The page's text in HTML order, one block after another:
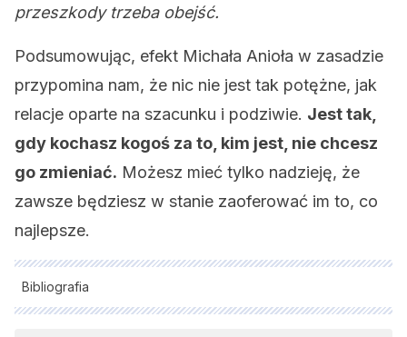
przeszkody trzeba obejść.
Podsumowując, efekt Michała Anioła w zasadzie
przypomina nam, że nic nie jest tak potężne, jak
relacje oparte na szacunku i podziwie. Jest tak,
gdy kochasz kogoś za to, kim jest, nie chcesz
go zmieniać. Możesz mieć tylko nadzieję, że
zawsze będziesz w stanie zaoferować im to, co
najlepsze.
Bibliografia
Wszystkie cytowane źródła zostały gruntownie